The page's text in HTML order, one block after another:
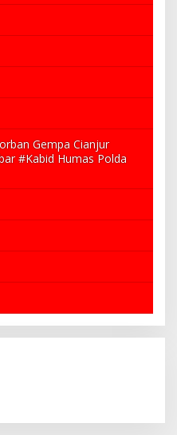
Gempa Cianjur
#Kabid Humas Polda